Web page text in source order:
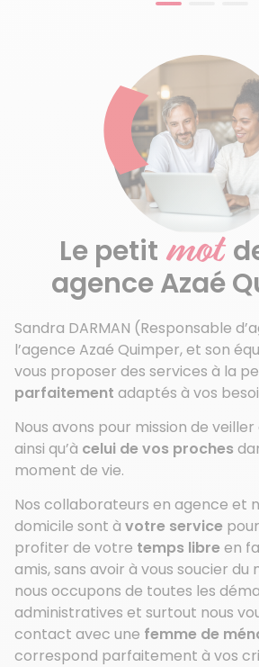
Le petit mot
agence Azaé
Sandra DARMAN (Responsable
l’agence Azaé Quimper, et son
vous proposer des services à la
parfaitement adaptés à vos
Nous avons pour mission de veiller
ainsi qu’à celui de vos proches
moment de vie.
Nos collaborateurs en agence et
domicile sont à votre service
profiter de votre temps libre en
amis, sans avoir à vous soucier du
nous occupons de toutes les
administratives et surtout nous
contact avec une femme de
correspond parfaitement à vos